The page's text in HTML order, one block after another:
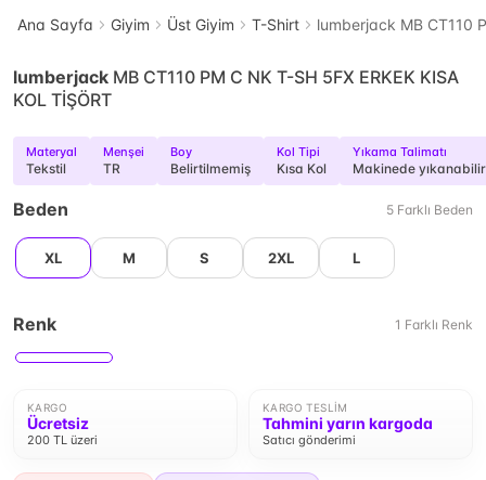
Ana Sayfa Giyim Üst Giyim T-Shirt lumberjack MB CT110
lumberjack MB CT110 PM C NK T-SH 5FX ERKEK KISA
KOL TİŞÖRT
Materyal
Tekstil
Menşei
TR
Boy
Belirtilmemiş
Kol Tipi
Kısa Kol
Yıkama Talimatı
Makinede yıkanabilir
Beden 5 Farklı Beden
XL M S 2XL L
Renk 1 Farklı Renk
KARGO
Ücretsiz
200 TL üzeri
KARGO TESLIM
Tahmini yarın kargoda
Satıcı gönderimi